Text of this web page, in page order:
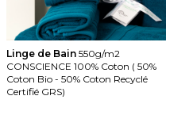
Linge de Bain 550g/m2
CONSCIENCE 100% Coton ( 50%
Coton Bio - 50% Coton Recyclé
Certifié GRS)